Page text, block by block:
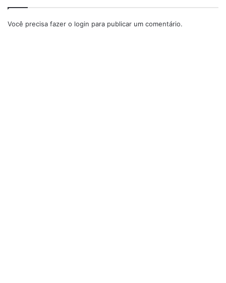
Você precisa fazer o login para publicar um comentário.